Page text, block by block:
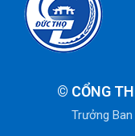
© CỔNG
Trưởng Ban biên